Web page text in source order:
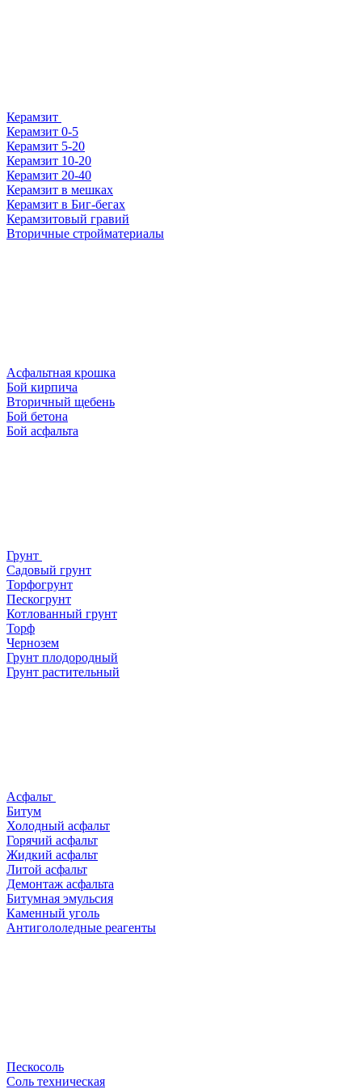
Керамзит
Керамзит 0-5
Керамзит 5-20
Керамзит 10-20
Керамзит 20-40
Керамзит в мешках
Керамзит в Биг-бегах
Керамзитовый гравий
Вторичные стройматериалы
Асфальтная крошка
Бой кирпича
Вторичный щебень
Бой бетона
Бой асфальта
Грунт
Садовый грунт
Торфогрунт
Пескогрунт
Котлованный грунт
Торф
Чернозем
Грунт плодородный
Грунт растительный
Асфальт
Битум
Холодный асфальт
Горячий асфальт
Жидкий асфальт
Литой асфальт
Демонтаж асфальта
Битумная эмульсия
Каменный уголь
Антигололедные реагенты
Пескосоль
Соль техническая